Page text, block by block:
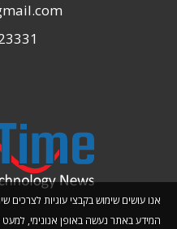
אנו עושים שימוש בקבצי עוגיות לצרכים
המידע באתר נעשה באופן אנונימי,